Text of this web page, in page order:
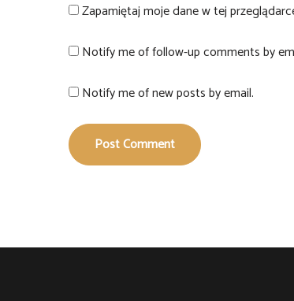
Zapamiętaj moje dane w tej
Notify me of follow-up comments by
Notify me of new posts by email.
Post Comment